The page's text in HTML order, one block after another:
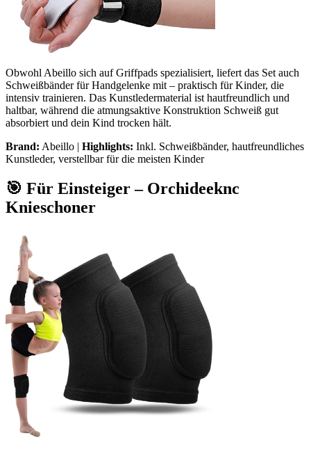
Obwohl Abeillo sich auf Griffpads spezialisiert, liefert das Set auch
Schweißbänder für Handgelenke mit – praktisch für Kinder, die
intensiv trainieren. Das Kunstledermaterial ist hautfreundlich und
haltbar, während die atmungsaktive Konstruktion Schweiß gut
absorbiert und dein Kind trocken hält.
Brand: Abeillo | Highlights: Inkl. Schweißbänder, hautfreundliches
Kunstleder, verstellbar für die meisten Kinder
🎯 Für Einsteiger – Orchideeknc
Knieschoner